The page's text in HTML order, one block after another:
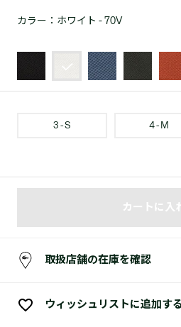
カラー： ホワイト - 70V
3 - S 4 - M
カートに入
取扱店舗の在庫を確認
ウィッシュリストに追加する